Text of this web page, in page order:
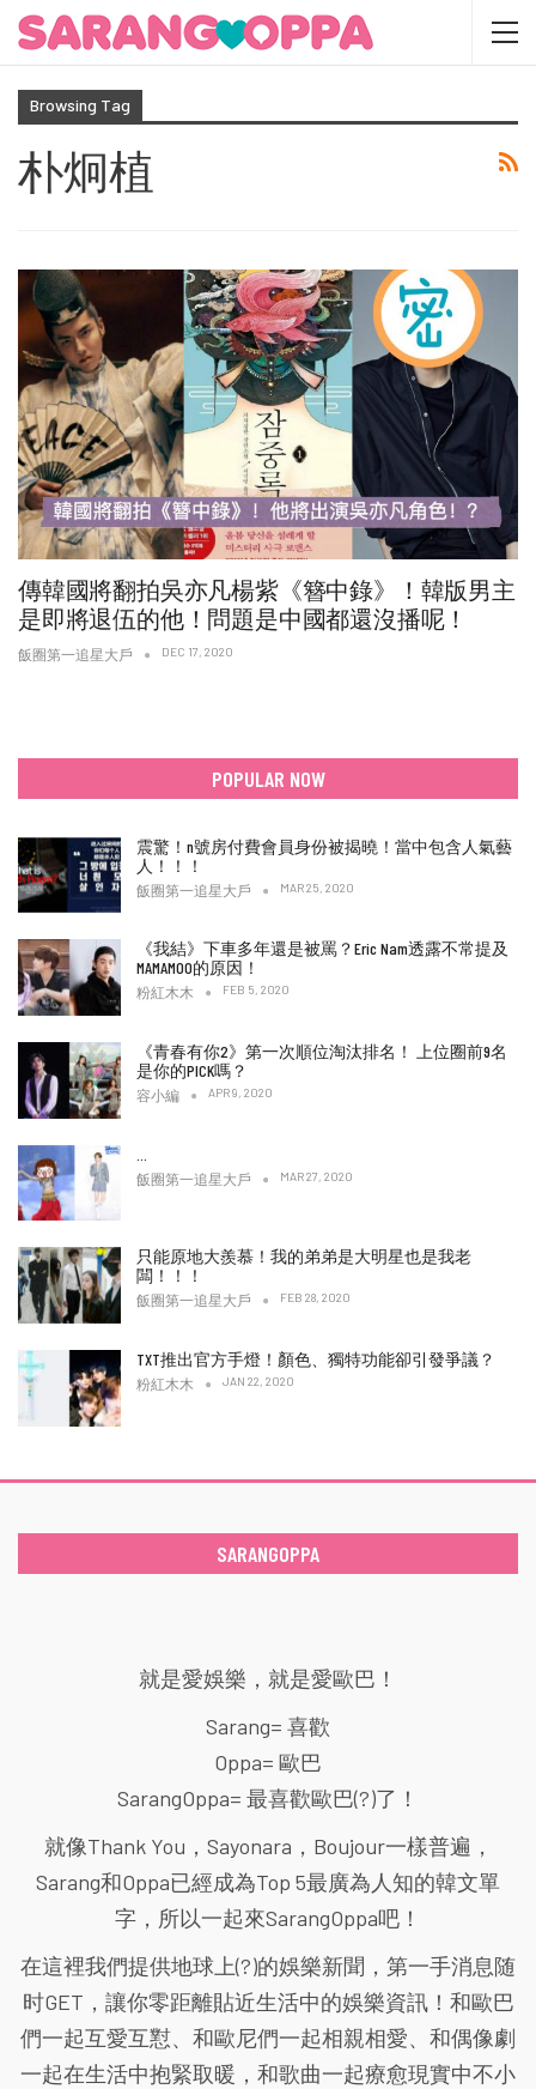
Browsing Tag
朴炯植
傳韓國將翻拍吳亦凡楊紫《簪中錄》！韓版男主
是即將退伍的他！問題是中國都還沒播呢！
飯圈第一追星大戶 DEC 17, 2020
POPULAR NOW
震驚！n號房付費會員身份被揭曉！當中包含人氣藝
人！！！
飯圈第一追星大戶 MAR 25, 2020
《我結》下車多年還是被罵？Eric Nam透露不常提及
MAMAMOO的原因！
粉紅木木 FEB 5, 2020
《青春有你2》第一次順位淘汰排名！ 上位圈前9名
是你的PICK嗎？
容小編 APR 9, 2020
飯圈第一追星大戶 MAR 27, 2020
只能原地大羨慕！我的弟弟是大明星也是我老
闆！！！
飯圈第一追星大戶 FEB 28, 2020
TXT推出官方手燈！顏色、獨特功能卻引發爭議？
粉紅木木 JAN 22, 2020
SARANGOPPA
就是愛娛樂，就是愛歐巴！
Sarang= 喜歡
Oppa= 歐巴
SarangOppa= 最喜歡歐巴(?)了！
就像Thank You，Sayonara，Boujour一樣普遍，
Sarang和Oppa已經成為Top 5最廣為人知的韓文單
字，所以一起來SarangOppa吧！
在這裡我們提供地球上(?)的娛樂新聞，第一手消息随
时GET，讓你零距離貼近生活中的娛樂資訊！和歐巴
們一起互愛互懟、和歐尼們一起相親相愛、和偶像劇
一起在生活中抱緊取暖，和歌曲一起療愈現實中不小